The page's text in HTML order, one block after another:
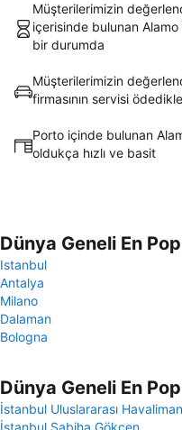
Müşterilerimizin
içerisinde bulunan Alamo
bir durumda
Müşterilerimizin
firmasının servisi
Porto içinde bulunan
oldukça hızlı ve basit
Dünya Geneli En
Istanbul
Antalya
Milano
Dalaman
Bologna
Dünya Geneli En
İstanbul Uluslararası
İstanbul Sabiha Gökçen